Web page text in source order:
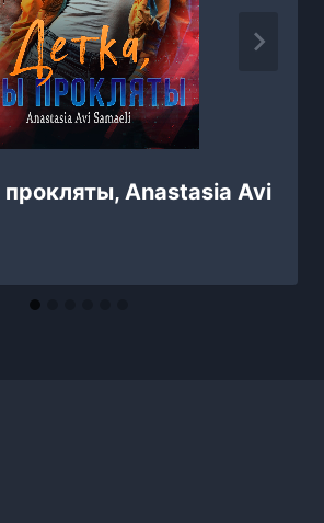
Anastasia Avi